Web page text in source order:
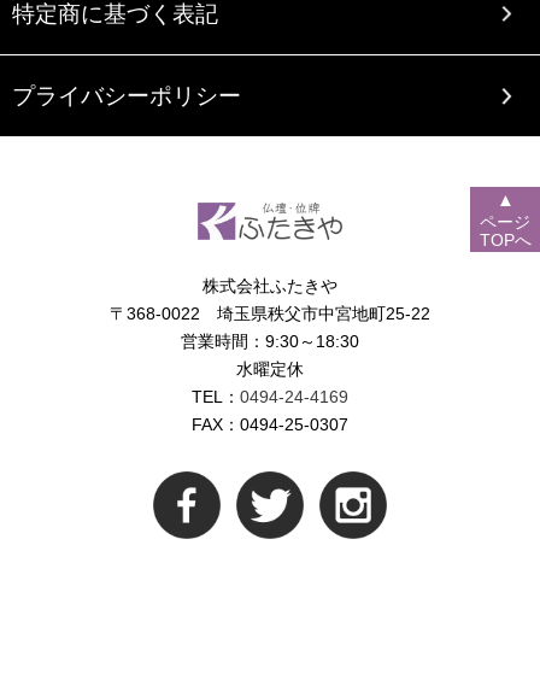
特定商に基づく表記
プライバシーポリシー
株式会社ふたきや
〒368-0022 埼玉県秩父市中宮地町25-22
営業時間：9:30～18:30
水曜定休
TEL： 0494-24-4169
FAX：0494-25-0307
▲
ページ
TOPへ